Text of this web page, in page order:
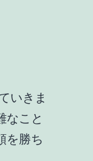
いきま
なこと
を勝ち